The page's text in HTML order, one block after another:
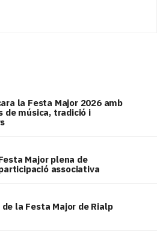
la Festa Major 2026 amb
de música, tradició i
Major plena de
associativa
la Festa Major de Rialp